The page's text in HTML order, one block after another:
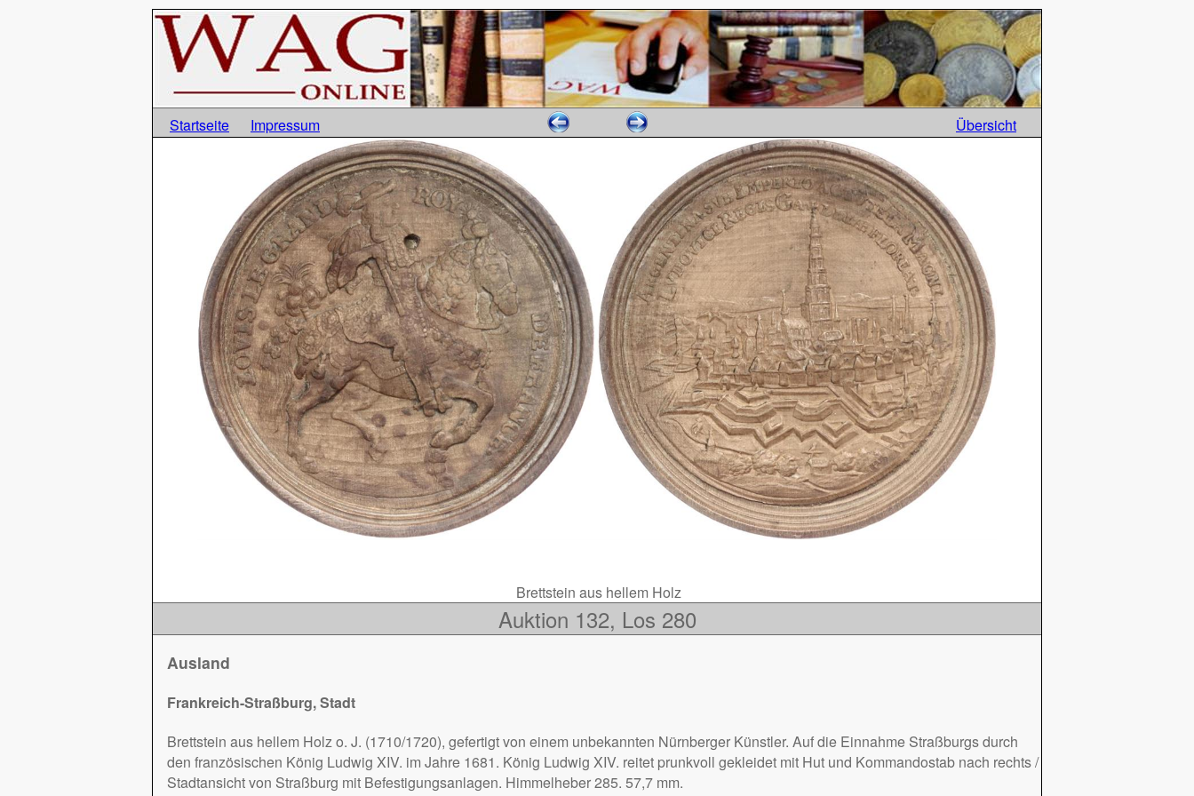
Startseite Impressum Übersicht
Brettstein aus hellem Holz
Auktion 132, Los 280
Ausland
Frankreich-Straßburg, Stadt
Brettstein aus hellem Holz o. J. (1710/1720), gefertigt von einem unbekannten Nürnberger Künstler. Auf die Einnahme Straßburgs durch
den französischen König Ludwig XIV. im Jahre 1681. König Ludwig XIV. reitet prunkvoll gekleidet mit Hut und Kommandostab nach rechts /
Stadtansicht von Straßburg mit Befestigungsanlagen. Himmelheber 285. 57,7 mm.